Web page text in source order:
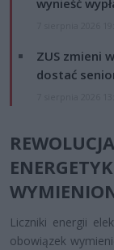
ZUS zmieni
dostać
Liczniki energii
obowiązek